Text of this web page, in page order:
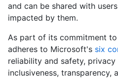
and can be shared with
impacted by them.
As part of its commitment
adheres to Microsoft's six
reliability and safety, privacy
inclusiveness, transparency,